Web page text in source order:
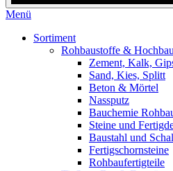
Menü
Sortiment
Rohbaustoffe & Hochbau
Zement, Kalk,
Sand, Kies, Splitt
Beton & Mörtel
Nassputz
Bauchemie
Steine und
Baustahl und
Fertigschornsteine
Rohbaufertigteile